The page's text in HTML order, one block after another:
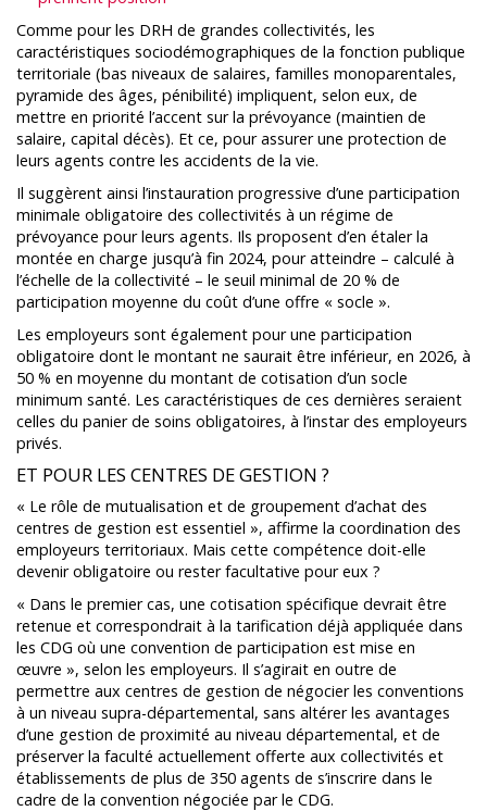
Comme pour les DRH de grandes collectivités, les
caractéristiques sociodémographiques de la fonction publique
territoriale (bas niveaux de salaires, familles monoparentales,
pyramide des âges, pénibilité) impliquent, selon eux, de
mettre en priorité l’accent sur la prévoyance (maintien de
salaire, capital décès). Et ce, pour assurer une protection de
leurs agents contre les accidents de la vie.
Il suggèrent ainsi l’instauration progressive d’une participation
minimale obligatoire des collectivités à un régime de
prévoyance pour leurs agents. Ils proposent d’en étaler la
montée en charge jusqu’à fin 2024, pour atteindre – calculé à
l’échelle de la collectivité – le seuil minimal de 20 % de
participation moyenne du coût d’une offre « socle ».
Les employeurs sont également pour une participation
obligatoire dont le montant ne saurait être inférieur, en 2026, à
50 % en moyenne du montant de cotisation d’un socle
minimum santé. Les caractéristiques de ces dernières seraient
celles du panier de soins obligatoires, à l’instar des employeurs
privés.
ET POUR LES CENTRES DE GESTION ?
« Le rôle de mutualisation et de groupement d’achat des
centres de gestion est essentiel », affirme la coordination des
employeurs territoriaux. Mais cette compétence doit-elle
devenir obligatoire ou rester facultative pour eux ?
« Dans le premier cas, une cotisation spécifique devrait être
retenue et correspondrait à la tarification déjà appliquée dans
les CDG où une convention de participation est mise en
œuvre », selon les employeurs. Il s’agirait en outre de
permettre aux centres de gestion de négocier les conventions
à un niveau supra-départemental, sans altérer les avantages
d’une gestion de proximité au niveau départemental, et de
préserver la faculté actuellement offerte aux collectivités et
établissements de plus de 350 agents de s’inscrire dans le
cadre de la convention négociée par le CDG.